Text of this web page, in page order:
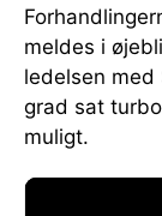
meldes i
ledelsen med
grad sat
muligt.